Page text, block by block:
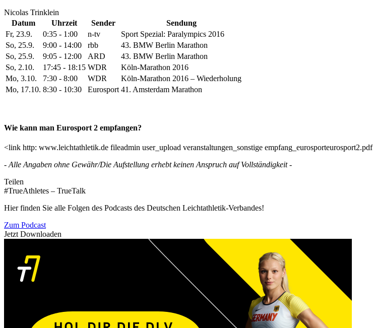
Nicolas Trinklein
Datum
Uhrzeit Sender
Sendung
Fr, 23.9.
0:35 - 1:00 n-tv
Sport Spezial: Paralympics 2016
So, 25.9.
9:00 - 14:00 rbb
43. BMW Berlin Marathon
So, 25.9.
9:05 - 12:00 ARD
43. BMW Berlin Marathon
So, 2.10.
17:45 - 18:15 WDR
Köln-Marathon 2016
Mo, 3.10.
7:30 - 8:00 WDR
Köln-Marathon 2016 – Wiederholung
Mo, 17.10. 8:30 - 10:30 Eurosport 41. Amsterdam Marathon
Wie kann man Eurosport 2 empfangen?
<link http: www.leichtathletik.de fileadmin user_upload veranstaltungen_sonstige
- Alle Angaben ohne Gewähr/Die Aufstellung erhebt keinen Anspruch auf Vollständigkeit -
Teilen
#TrueAthletes – TrueTalk
Hier finden Sie alle Folgen des Podcasts des Deutschen Leichtathletik-Verbandes!
Zum Podcast
Jetzt Downloaden